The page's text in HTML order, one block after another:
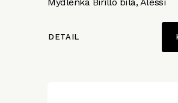
DETAIL